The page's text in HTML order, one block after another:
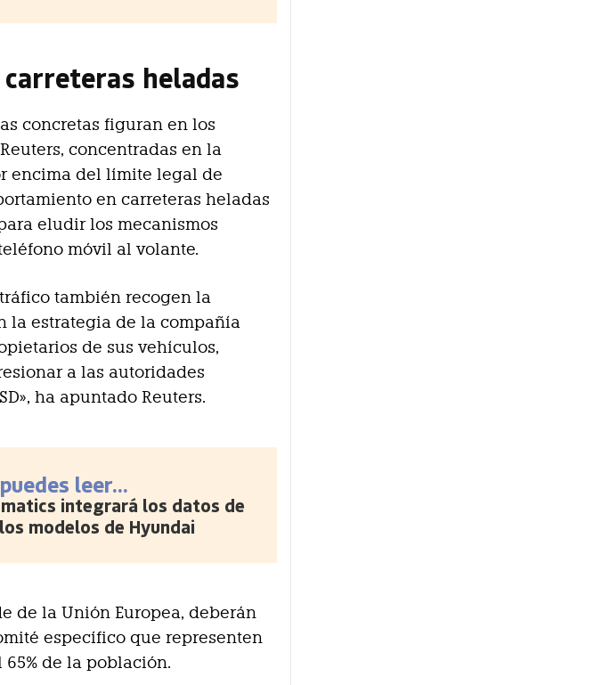
heladas
concretas figuran en los
concentradas en la
encima del límite legal de
en carreteras heladas
eludir los mecanismos
móvil al volante.
también recogen la
la estrategia de la compañía
de sus vehículos,
a las autoridades
ha apuntado Reuters.
leer...
integrará los datos de
modelos de Hyundai
de la Unión Europea, deberán
específico que representen
65% de la población.